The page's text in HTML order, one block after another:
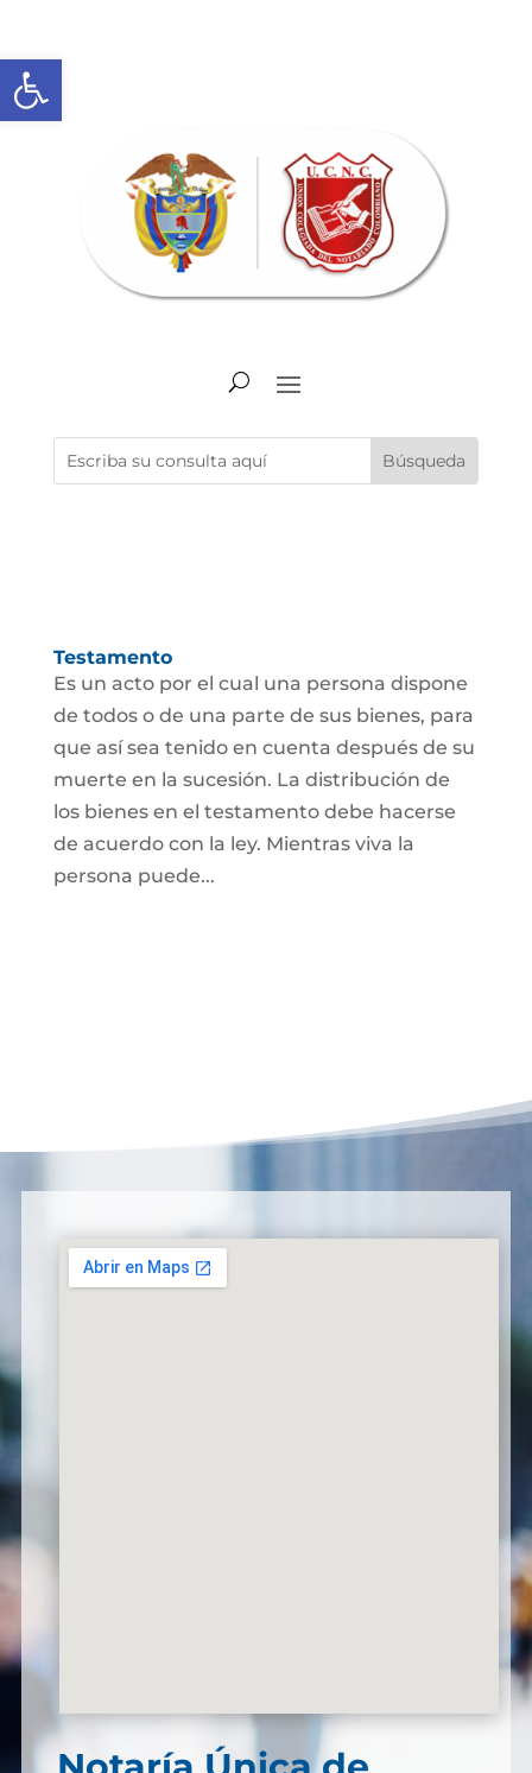
Abrir barra de herramientas
Testamento
Es un acto por el cual una persona dispone
de todos o de una parte de sus bienes, para
que así sea tenido en cuenta después de su
muerte en la sucesión. La distribución de
los bienes en el testamento debe hacerse
de acuerdo con la ley. Mientras viva la
persona puede...